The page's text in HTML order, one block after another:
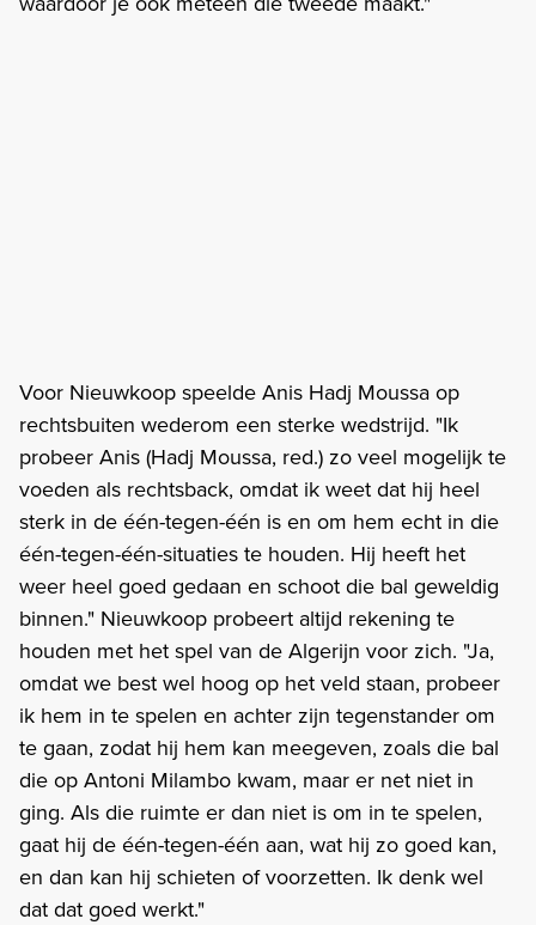
Voor Nieuwkoop speelde Anis Hadj Moussa op
rechtsbuiten wederom een sterke wedstrijd. "Ik
probeer Anis (Hadj Moussa, red.) zo veel mogelijk te
voeden als rechtsback, omdat ik weet dat hij heel
sterk in de één-tegen-één is en om hem echt in die
één-tegen-één-situaties te houden. Hij heeft het
weer heel goed gedaan en schoot die bal geweldig
binnen." Nieuwkoop probeert altijd rekening te
houden met het spel van de Algerijn voor zich. "Ja,
omdat we best wel hoog op het veld staan, probeer
ik hem in te spelen en achter zijn tegenstander om
te gaan, zodat hij hem kan meegeven, zoals die bal
die op Antoni Milambo kwam, maar er net niet in
ging. Als die ruimte er dan niet is om in te spelen,
gaat hij de één-tegen-één aan, wat hij zo goed kan,
en dan kan hij schieten of voorzetten. Ik denk wel
dat dat goed werkt."